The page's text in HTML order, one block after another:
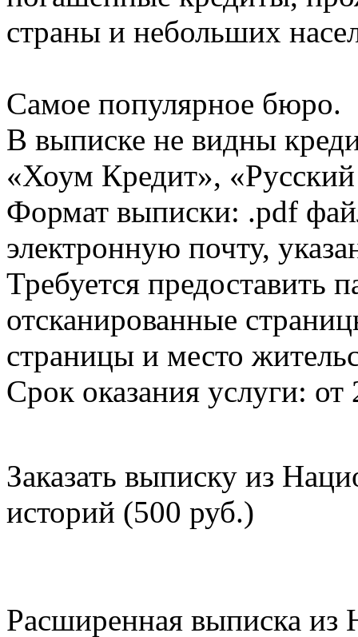
страны и небольших
Самое популярное бюро.
В выписке не видны
«Хоум Кредит»,
Формат выписки: .pdf
электронную почту,
Требуется предоставить
отсканированные
страницы и место
Срок оказания услуги: от
Заказать выписку из
историй (500 руб.)
Расширенная выписка из